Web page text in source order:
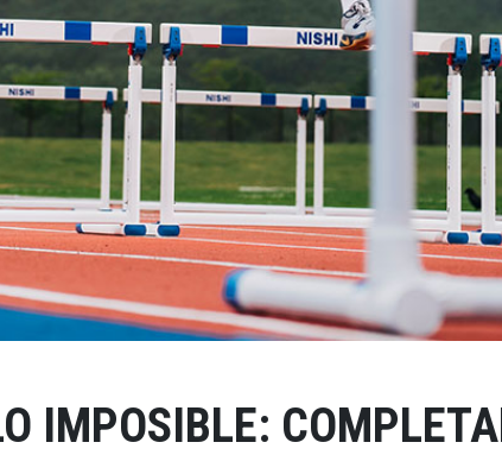
IMPOSIBLE: